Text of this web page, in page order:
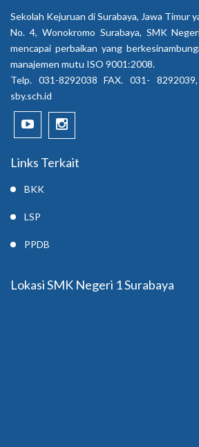
Sekolah Kejuruan di Surabaya, Jawa Timur
No. 4, Wonokromo Surabaya, SMK
mencapai perbaikan yang
manajemen mutu ISO 9001:2008.
Telp. 031-8292038 FAX. 031-
sby.sch.id
Links Terkait
BKK
LSP
PPDB
Lokasi SMK Negeri 1 Surabaya